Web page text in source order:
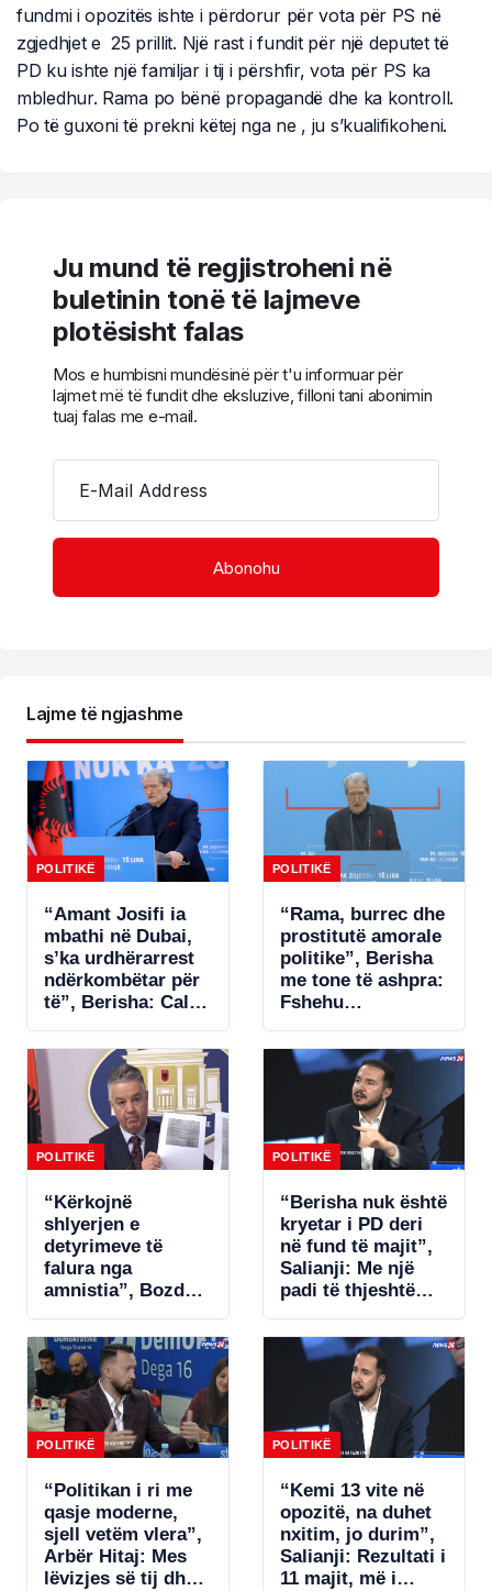
fundmi i opozitës ishte i përdorur për vota për PS në
zgjedhjet e 25 prillit. Një rast i fundit për një deputet të
PD ku ishte një familjar i tij i përshfir, vota për PS ka
mbledhur. Rama po bënë propagandë dhe ka kontroll.
Po të guxoni të prekni këtej nga ne , ju s’kualifikoheni.
Ju mund të regjistroheni në
buletinin tonë të lajmeve
plotësisht falas
Mos e humbisni mundësinë për t'u informuar për
lajmet më të fundit dhe eksluzive, filloni tani abonimin
tuaj falas me e-mail.
E-Mail Address
Lajme të ngjashme
POLITIKË
“Amant Josifi ia
mbathi në Dubai,
s’ka urdhërarrest
ndërkombëtar për
të”, Berisha: Call-
janë fenomeni më
kriminal në
Shqipëri
POLITIKË
“Rama, burrec dhe
prostitutë amorale
politike”, Berisha
me tone të ashpra:
Fshehu
samitin në Spanjë!
POLITIKË
“Kërkojnë
shlyerjen e
detyrimeve të
falura nga
amnistia”, Bozdo
Po i bëhet presion
bizneseve.
Ministria e
Financave s’ka
miratuar aktet
nënligjore!
POLITIKË
“Berisha nuk është
kryetar i PD deri
në fund të majit”,
Salianji: Me një
padi të thjeshtë
statutin, por s’ia
jap këtë avantazh
Ramës (VIDEO)
POLITIKË
“Politikan i ri me
qasje moderne,
sjell vetëm vlera”,
Arbër Hitaj: Mes
lëvizjes së tij dhe
POLITIKË
“Kemi 13 vite në
opozitë, na duhet
nxitim, jo durim”,
Salianji: Rezultati i
11 majit, më i